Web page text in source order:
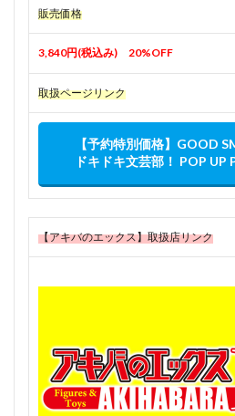
販売価格
3,840円(税込み) 20%OFF
取扱ページリンク
【予約特別価格】GOOD
ドキドキ文芸部！ POP UP
【アキバのエックス】取扱店リンク